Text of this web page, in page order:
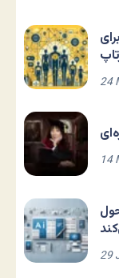
24
14
29